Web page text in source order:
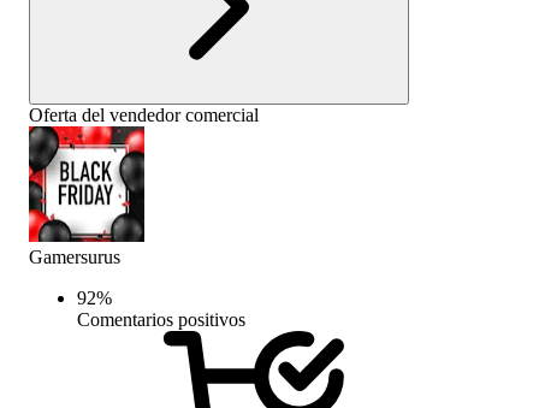
Oferta del vendedor comercial
Gamersurus
92%
Comentarios positivos